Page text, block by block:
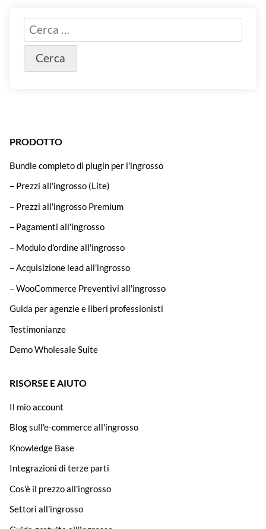
PRODOTTO
Bundle completo di plugin per l'ingrosso
– Prezzi all'ingrosso (Lite)
– Prezzi all'ingrosso Premium
– Pagamenti all'ingrosso
– Modulo d'ordine all'ingrosso
– Acquisizione lead all'ingrosso
– WooCommerce Preventivi all'ingrosso
Guida per agenzie e liberi professionisti
Testimonianze
Demo Wholesale Suite
RISORSE E AIUTO
Il mio account
Blog sull'e-commerce all'ingrosso
Knowledge Base
Integrazioni di terze parti
Cos'è il prezzo all'ingrosso
Settori all'ingrosso